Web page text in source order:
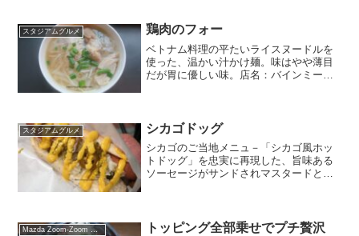
スタジアムグルメ 鶏肉のフォー
ベトナム料理の平たいライスヌードルを
使った、温かい汁かけ麺。味はやや薄目
だが胃に優しい味。店名：バインミーバ
スタジアムグルメ シカゴドッグ
シカゴのご当地メニュ－「シカゴ風ホッ
トドッグ」を忠実に再現した、旨味ある
ソーセージがサンドされマスタードとハ
両方置いてあるのでお好み...
Mazda Zoom-Zoom スタジアム広島
トッピング全部乗せでプチ贅沢